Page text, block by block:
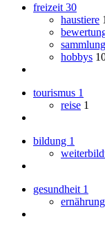
freizeit 30
haustiere
hobbys
tourismus 1
reise 1
bildung 1
gesundheit 1
ernährung